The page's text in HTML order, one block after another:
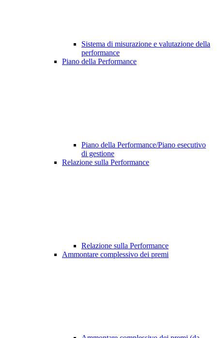
Sistema di misurazione e valutazione della
performance
Piano della Performance
Piano della Performance/Piano esecutivo
di gestione
Relazione sulla Performance
Relazione sulla Performance
Ammontare complessivo dei premi